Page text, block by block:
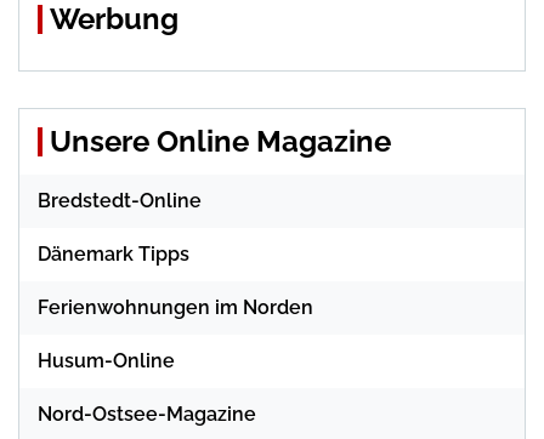
Werbung
Unsere Online Magazine
Bredstedt-Online
Dänemark Tipps
Ferienwohnungen im Norden
Husum-Online
Nord-Ostsee-Magazine